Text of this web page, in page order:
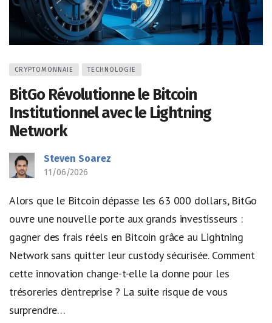
CRYPTOMONNAIE TECHNOLOGIE
BitGo Révolutionne le Bitcoin
Institutionnel avec le Lightning
Network
Steven Soarez
11/06/2026
Alors que le Bitcoin dépasse les 63 000 dollars, BitGo
ouvre une nouvelle porte aux grands investisseurs :
gagner des frais réels en Bitcoin grâce au Lightning
Network sans quitter leur custody sécurisée. Comment
cette innovation change-t-elle la donne pour les
trésoreries d’entreprise ? La suite risque de vous
surprendre…